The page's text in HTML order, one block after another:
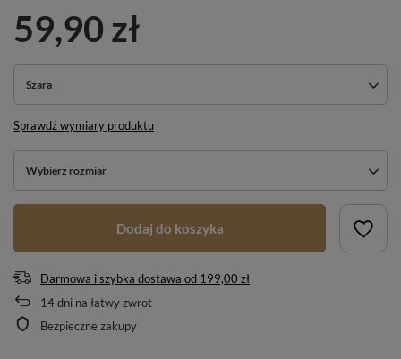
59,90 zł
Szara
Sprawdź wymiary produktu
Wybierz rozmiar
Dodaj do koszyka
Darmowa i szybka dostawa od 199,00 zł
14dni na łatwy zwrot
Bezpieczne zakupy